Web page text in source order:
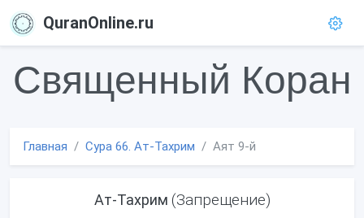
QuranOnline.ru
Священный Коран
Главная Сура 66. Ат-Тахрим Аят 9-й
Ат-Тахрим (Запрещение)